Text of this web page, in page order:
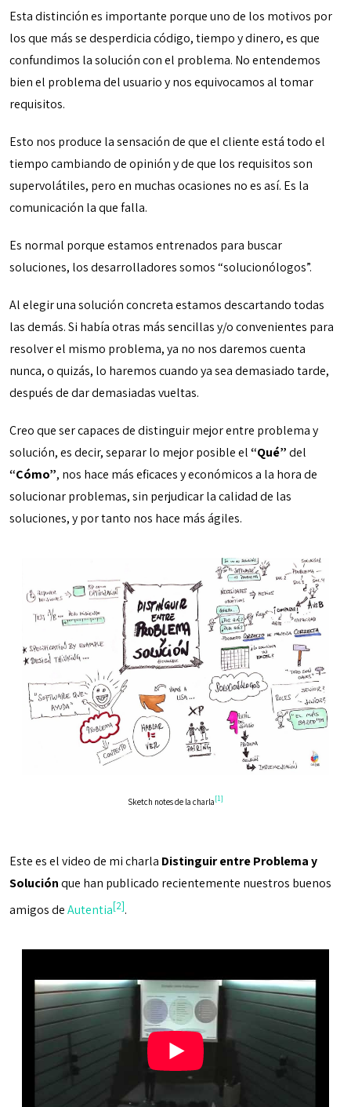
Esta distinción es importante porque uno de los motivos por
los que más se desperdicia código, tiempo y dinero, es que
confundimos la solución con el problema. No entendemos
bien el problema del usuario y nos equivocamos al tomar
requisitos.
Esto nos produce la sensación de que el cliente está todo el
tiempo cambiando de opinión y de que los requisitos son
supervolátiles, pero en muchas ocasiones no es así. Es la
comunicación la que falla.
Es normal porque estamos entrenados para buscar
soluciones, los desarrolladores somos “solucionólogos”.
Al elegir una solución concreta estamos descartando todas
las demás. Si había otras más sencillas y/o convenientes para
resolver el mismo problema, ya no nos daremos cuenta
nunca, o quizás, lo haremos cuando ya sea demasiado tarde,
después de dar demasiadas vueltas.
Creo que ser capaces de distinguir mejor entre problema y
solución, es decir, separar lo mejor posible el“Qué”del
“Cómo”, nos hace más eficaces y económicos a la hora de
solucionar problemas, sin perjudicar la calidad de las
soluciones, y por tanto nos hace más ágiles.
Sketch notes de la charla[1]
Este es el video de mi charla Distinguir entre Problema y
Soluciónque han publicado recientemente nuestros buenos
amigos deAutentia[2].